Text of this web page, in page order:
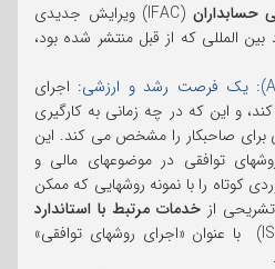
حسابداران
(IFAC) ویرایش جدیدی
بین المللی که از قبل منتشر شده بود،
: اجرای
و این که در چه زمانی به کارگیری
صاحبکار را مشخص می کند. این
توافقی در موضوعهای مالی و
کوتاه را با نمونه روشهایی که ممکن
از خدمات مرتبط با استاندارد
(ISRS 4400) با عنوان «اجرای روشهای توافقی»